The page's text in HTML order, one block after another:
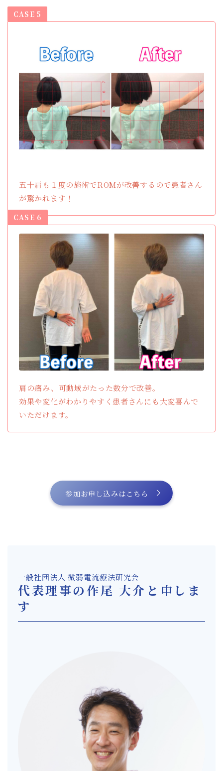
CASE 5
五十肩も１度の施術でROMが改善するので患者さん
が驚かれます！
CASE 6
肩の痛み、可動域がたった数分で改善。
効果や変化がわかりやすく患者さんにも大変喜んで
いただけます。
参加お申し込みはこちら
一般社団法人 微弱電流療法研究会
代表理事の作尾 大介と申しま
す